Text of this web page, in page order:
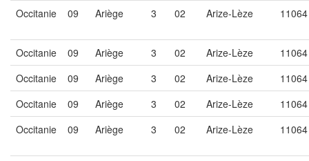
Occitanie
09 Ariège 3 02 Arize-Lèze 11064
Occitanie 09 Ariège 3 02 Arize-Lèze
11064
Occitanie
09 Ariège 3 02 Arize-Lèze
11064
Occitanie
09 Ariège 3 02 Arize-Lèze
11064
Occitanie
09 Ariège 3 02 Arize-Lèze 11064